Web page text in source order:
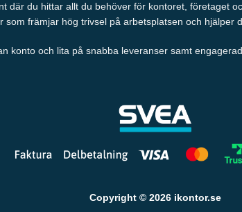
där du hittar allt du behöver för kontoret, företaget
främjar hög trivsel på arbetsplatsen och hjälper
konto och lita på snabba leveranser samt
Copyright © 2026 ikontor.se